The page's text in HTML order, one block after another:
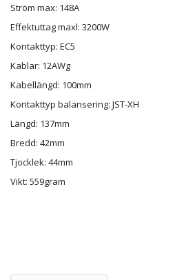
Ström max: 148A
Effektuttag maxl: 3200W
Kontakttyp: EC5
Kablar: 12AWg
Kabellängd: 100mm
Kontakttyp balansering: JST-XH
Längd: 137mm
Bredd: 42mm
Tjocklek: 44mm
Vikt: 559gram